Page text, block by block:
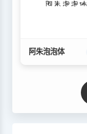
阿朱泡泡体